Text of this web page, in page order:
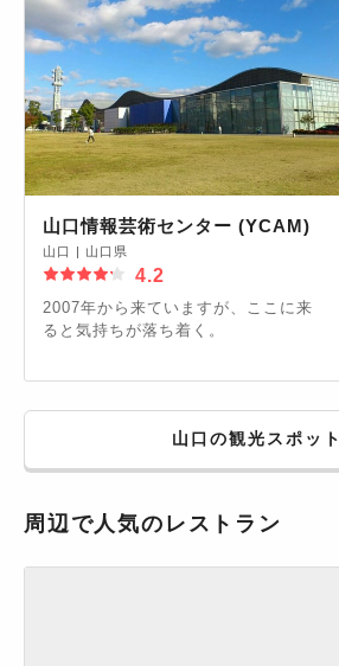
山口情報芸術センター (YCAM)
山口 | 山口県
4.2
2007年から来ていますが、ここに来
ると気持ちが落ち着く。
山口の観光スポット
周辺で人気のレストラン